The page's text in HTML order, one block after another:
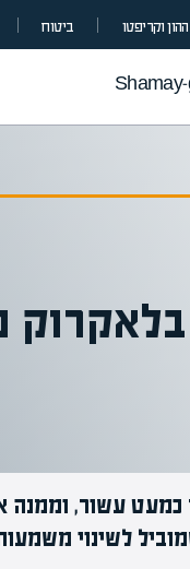
וקריפטו ביטוח
עשור, וממנה
לשינוי